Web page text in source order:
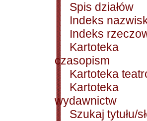
Spis działów
Indeks
Indeks
Kartoteka
czasopism
Kartoteka
Kartoteka
wydawnictw
Szukaj tytułu/